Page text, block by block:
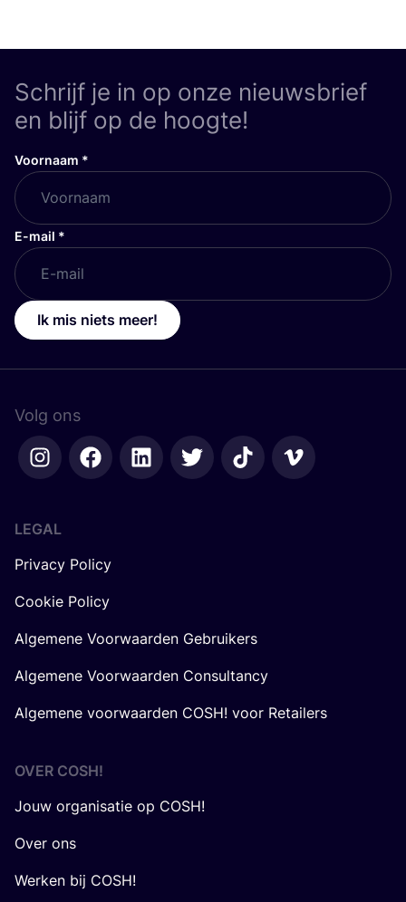
Schrijf je in op onze nieuwsbrief
en blijf op de hoogte!
Voornaam *
E-mail *
Ik mis niets meer!
Volg ons
LEGAL
Privacy Policy
Cookie Policy
Algemene Voorwaarden Gebruikers
Algemene Voorwaarden Consultancy
Algemene voorwaarden COSH! voor Retailers
OVER COSH!
Jouw organisatie op COSH!
Over ons
Werken bij COSH!